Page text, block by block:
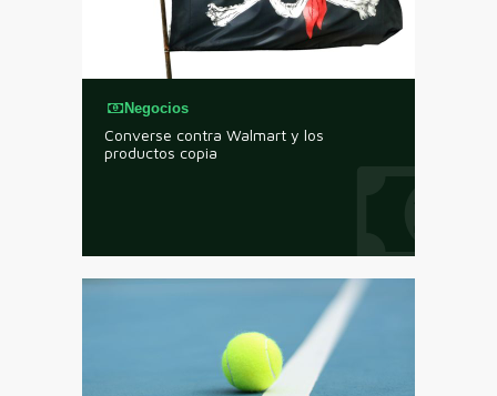
Negocios
Converse contra Walmart y los
productos copia